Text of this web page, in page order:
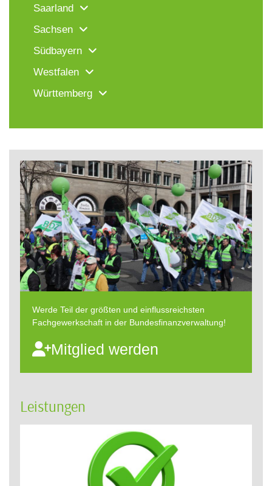
Saarland
Sachsen
Südbayern
Westfalen
Württemberg
Werde Teil der größten und einflussreichsten
Fachgewerkschaft in der Bundesfinanzverwaltung!
Mitglied werden
Leistungen